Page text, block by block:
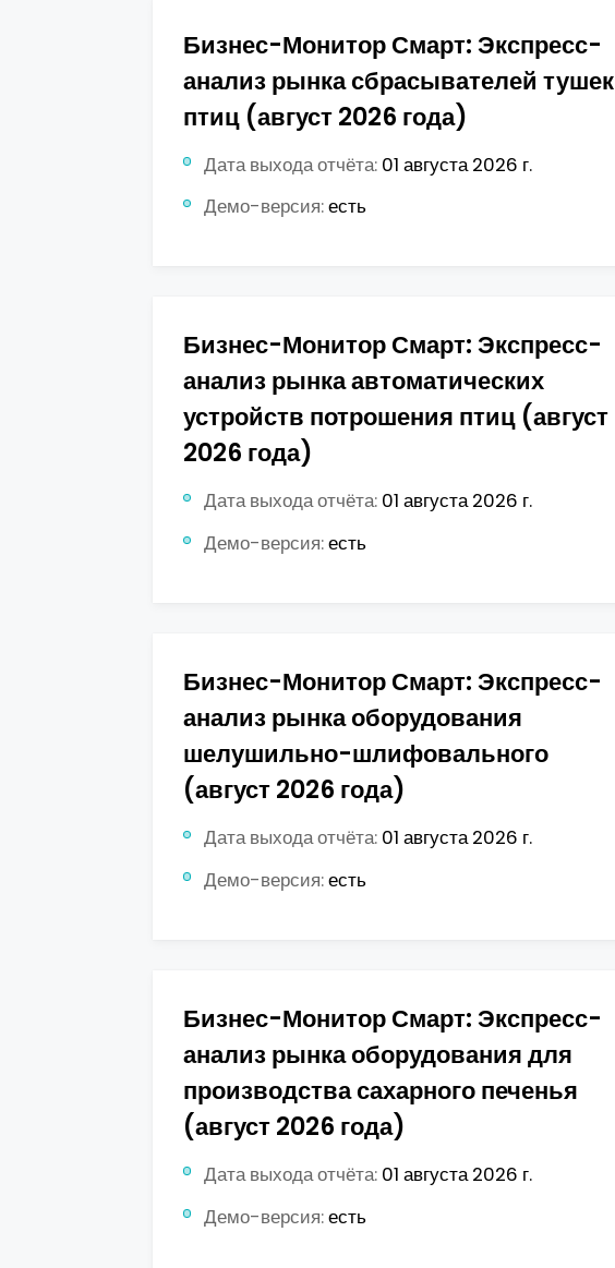
Бизнес-Монитор Смарт: Экспресс-
анализ рынка сбрасывателей тушек
птиц (август 2026 года)
Дата выхода отчёта: 01 августа 2026 г.
Демо-версия:есть
Бизнес-Монитор Смарт: Экспресс-
анализ рынка автоматических
устройств потрошения птиц (август
2026 года)
Дата выхода отчёта: 01 августа 2026 г.
Демо-версия:есть
Бизнес-Монитор Смарт: Экспресс-
анализ рынка оборудования
шелушильно-шлифовального
(август 2026 года)
Дата выхода отчёта: 01 августа 2026 г.
Демо-версия:есть
Бизнес-Монитор Смарт: Экспресс-
анализ рынка оборудования для
производства сахарного печенья
(август 2026 года)
Дата выхода отчёта: 01 августа 2026 г.
Демо-версия:есть